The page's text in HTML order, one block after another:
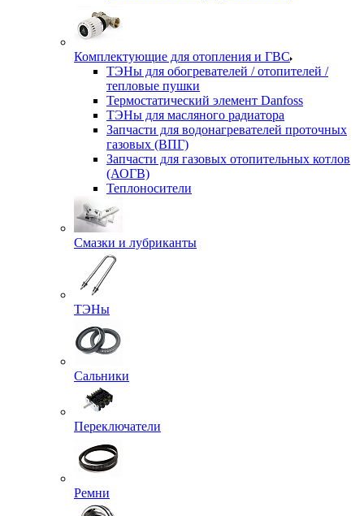
Комплектующие для отопления и ГВС
ТЭНы для обогревателей / отопителей /
тепловые пушки
Термостатический элемент Danfoss
ТЭНы для масляного радиатора
Запчасти для водонагревателей проточных
газовых (ВПГ)
Запчасти для газовых отопительных котлов
(АОГВ)
Теплоносители
Смазки и лубриканты
ТЭНы
Сальники
Переключатели
Ремни